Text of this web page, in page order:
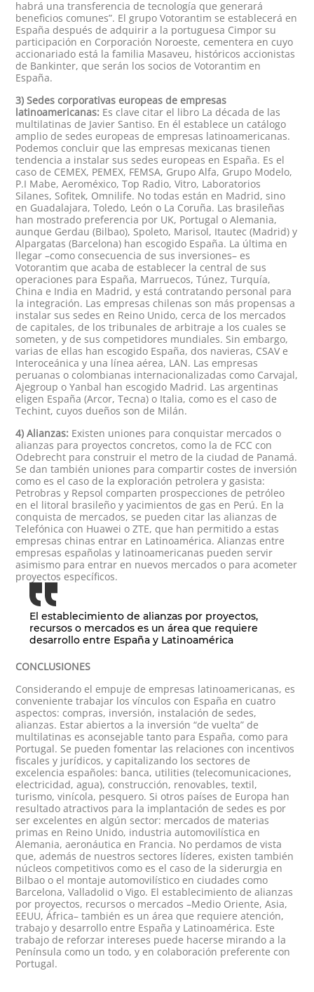
habrá una transferencia de tecnología que generará
beneficios comunes”. El grupo Votorantim se establecerá en
España después de adquirir a la portuguesa Cimpor su
participación en Corporación Noroeste, cementera en cuyo
accionariado está la familia Masaveu, históricos accionistas
de Bankinter, que serán los socios de Votorantim en
España.
3) Sedes corporativas europeas de empresas
latinoamericanas: Es clave citar el libro La década de las
multilatinas de Javier Santiso. En él establece un catálogo
amplio de sedes europeas de empresas latinoamericanas.
Podemos concluir que las empresas mexicanas tienen
tendencia a instalar sus sedes europeas en España. Es el
caso de CEMEX, PEMEX, FEMSA, Grupo Alfa, Grupo Modelo,
P.I Mabe, Aeroméxico, Top Radio, Vitro, Laboratorios
Silanes, Sofitek, Omnilife. No todas están en Madrid, sino
en Guadalajara, Toledo, León o La Coruña. Las brasileñas
han mostrado preferencia por UK, Portugal o Alemania,
aunque Gerdau (Bilbao), Spoleto, Marisol, Itautec (Madrid) y
Alpargatas (Barcelona) han escogido España. La última en
llegar –como consecuencia de sus inversiones– es
Votorantim que acaba de establecer la central de sus
operaciones para España, Marruecos, Túnez, Turquía,
China e India en Madrid, y está contratando personal para
la integración. Las empresas chilenas son más propensas a
instalar sus sedes en Reino Unido, cerca de los mercados
de capitales, de los tribunales de arbitraje a los cuales se
someten, y de sus competidores mundiales. Sin embargo,
varias de ellas han escogido España, dos navieras, CSAV e
Interoceánica y una línea aérea, LAN. Las empresas
peruanas o colombianas internacionalizadas como Carvajal,
Ajegroup o Yanbal han escogido Madrid. Las argentinas
eligen España (Arcor, Tecna) o Italia, como es el caso de
Techint, cuyos dueños son de Milán.
4) Alianzas: Existen uniones para conquistar mercados o
alianzas para proyectos concretos, como la de FCC con
Odebrecht para construir el metro de la ciudad de Panamá.
Se dan también uniones para compartir costes de inversión
como es el caso de la exploración petrolera y gasista:
Petrobras y Repsol comparten prospecciones de petróleo
en el litoral brasileño y yacimientos de gas en Perú. En la
conquista de mercados, se pueden citar las alianzas de
Telefónica con Huawei o ZTE, que han permitido a estas
empresas chinas entrar en Latinoamérica. Alianzas entre
empresas españolas y latinoamericanas pueden servir
asimismo para entrar en nuevos mercados o para acometer
proyectos específicos.
El establecimiento de alianzas por proyectos,
recursos o mercados es un área que requiere
desarrollo entre España y Latinoamérica
CONCLUSIONES
Considerando el empuje de empresas latinoamericanas, es
conveniente trabajar los vínculos con España en cuatro
aspectos: compras, inversión, instalación de sedes,
alianzas. Estar abiertos a la inversión “de vuelta” de
multilatinas es aconsejable tanto para España, como para
Portugal. Se pueden fomentar las relaciones con incentivos
fiscales y jurídicos, y capitalizando los sectores de
excelencia españoles: banca, utilities (telecomunicaciones,
electricidad, agua), construcción, renovables, textil,
turismo, vinícola, pesquero. Si otros países de Europa han
resultado atractivos para la implantación de sedes es por
ser excelentes en algún sector: mercados de materias
primas en Reino Unido, industria automovilística en
Alemania, aeronáutica en Francia. No perdamos de vista
que, además de nuestros sectores líderes, existen también
núcleos competitivos como es el caso de la siderurgia en
Bilbao o el montaje automovilístico en ciudades como
Barcelona, Valladolid o Vigo. El establecimiento de alianzas
por proyectos, recursos o mercados –Medio Oriente, Asia,
EEUU, África– también es un área que requiere atención,
trabajo y desarrollo entre España y Latinoamérica. Este
trabajo de reforzar intereses puede hacerse mirando a la
Península como un todo, y en colaboración preferente con
Portugal.